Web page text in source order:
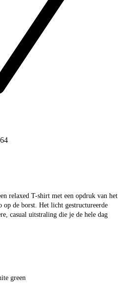
relaxed T-shirt met een opdruk van het
op de borst. Het licht gestructureerde
casual uitstraling die je de hele dag
green